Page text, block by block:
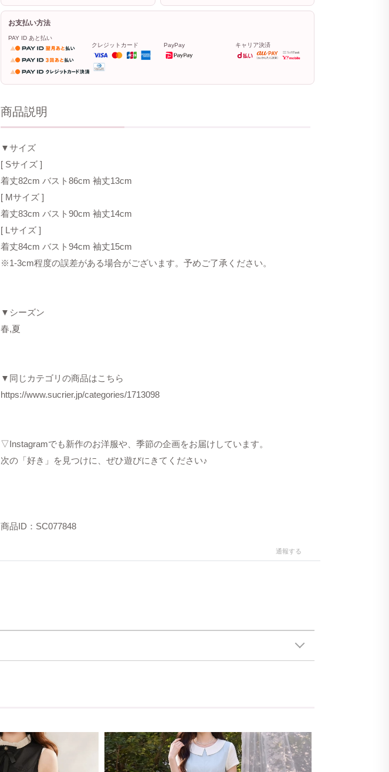
お支払い方法
PAY ID あと払い
クレジットカード
PayPay キャリア決済
商品説明
▼サイズ
[ Sサイズ ]
着丈82cm バスト86cm 袖丈13cm
[ Mサイズ ]
着丈83cm バスト90cm 袖丈14cm
[ Lサイズ ]
着丈84cm バスト94cm 袖丈15cm
※1-3cm程度の誤差がある場合がございます。予めご了承ください。
▼シーズン
春,夏
▼同じカテゴリの商品はこちら
https://www.sucrier.jp/categories/1713098
▽Instagramでも新作のお洋服や、季節の企画をお届けしています。
次の「好き」を見つけに、ぜひ遊びにきてください♪
商品ID：SC077848
通報する